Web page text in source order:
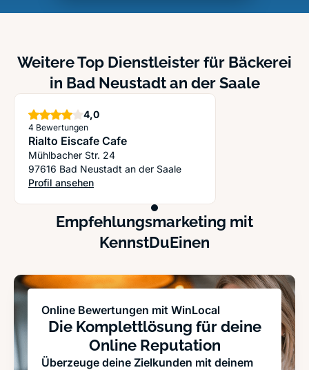
Weitere Top Dienstleister für Bäckerei
in Bad Neustadt an der Saale
4,0Sterne
4 Bewertungen
Rialto Eiscafe Cafe
Mühlbacher Str. 24
97616 Bad Neustadt an der Saale
Profil ansehen
: Rialto Eiscafe Cafe
Empfehlungsmarketing mit
KennstDuEinen
Online Bewertungen mit WinLocal
Die Komplettlösung für deine
Online Reputation
Überzeuge deine Zielkunden mit deinem